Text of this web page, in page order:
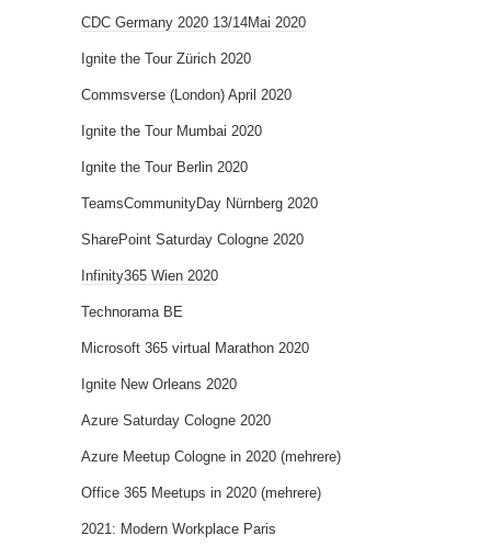
CDC Germany 2020 13/14Mai 2020
Ignite the Tour Zürich 2020
Commsverse (London) April 2020
Ignite the Tour Mumbai 2020
Ignite the Tour Berlin 2020
TeamsCommunityDay Nürnberg 2020
SharePoint Saturday Cologne 2020
Infinity365 Wien 2020
Technorama BE
Microsoft 365 virtual Marathon 2020
Ignite New Orleans 2020
Azure Saturday Cologne 2020
Azure Meetup Cologne in 2020 (mehrere)
Office 365 Meetups in 2020 (mehrere)
2021: Modern Workplace Paris